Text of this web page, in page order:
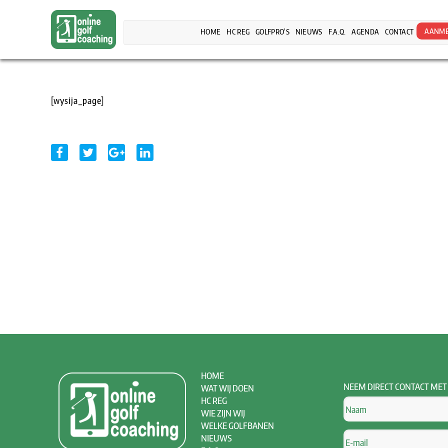
HOME HC REG GOLFPRO’S NIEUWS F.A.Q. AGENDA CONTACT
[wysija_page]
HOME
WAT WIJ DOEN
HC REG
WIE ZIJN WIJ
WELKE GOLFBANEN
NIEUWS
NEEM DIRECT CONTACT